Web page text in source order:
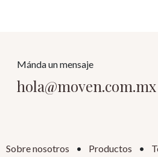
Mánda un mensaje
hola@moven.com.mx
Sobre nosotros • Productos •